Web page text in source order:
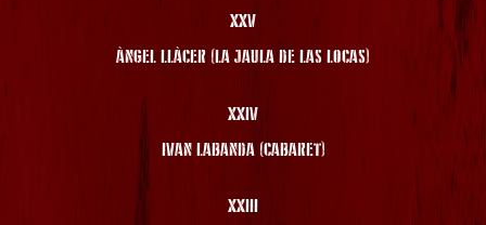
XXV
ÀNGEL LLÀCER (LA JAULA DE LAS LOCAS)
XXIV
IVAN LABANDA (CABARET)
XXIII